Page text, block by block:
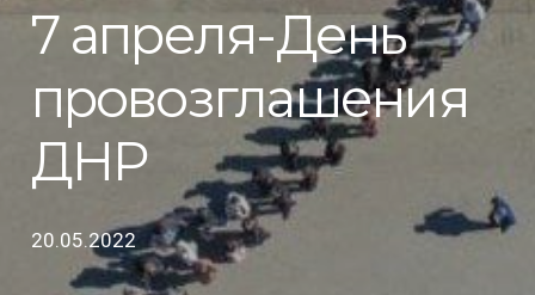
7 апреля-День
провозглашения
ДНР
20.05.2022